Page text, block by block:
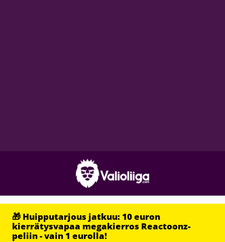
🎁 Huipputarjous jatkuu: 10 euron
kierrätysvapaa megakierros Reactoonz-
peliin - vain 1 eurolla!